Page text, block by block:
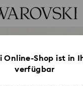
Online-Shop ist in
verfügbar